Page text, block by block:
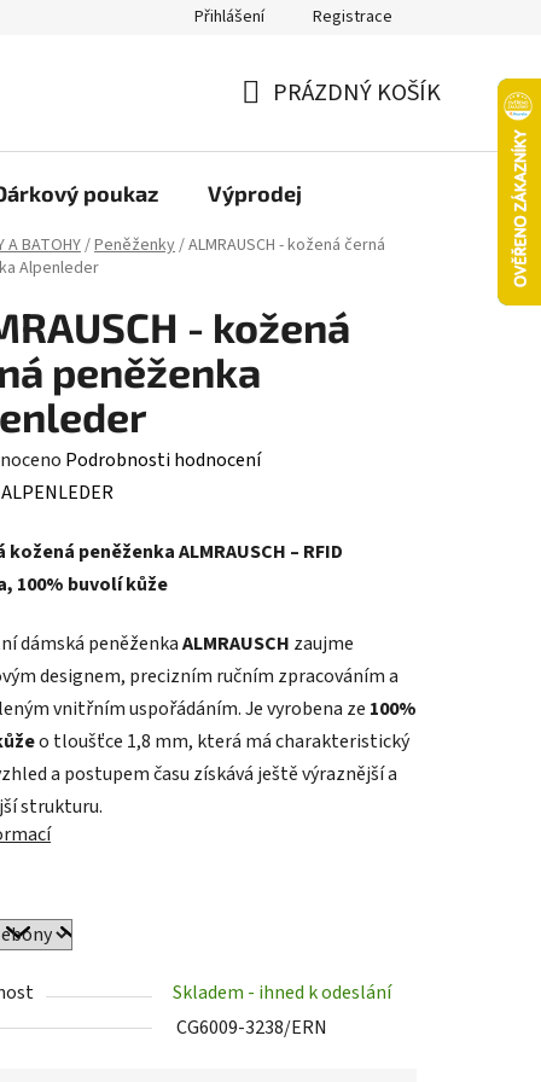
nebo vrácení ve 14denní lhůtě Platba objednávky kartou
Přihlášení Registrace
KOŠÍK
PRÁZDNÝ KOŠÍK
poukaz Výprodej
A BATOHY/Peněženky/ALMRAUSCH - kožená černá
Alpenleder
- kožená
peněženka
Podrobnosti hodnocení
ALPENLEDER
kožená peněženka ALMRAUSCH – RFID
100% buvolí kůže
dámská peněženkaALMRAUSCH zaujme
designem, precizním ručním zpracováním a
vnitřním uspořádáním. Je vyrobena ze 100%
o tloušťce 1,8 mm, která má charakteristický
a postupem času získává ještě výraznější a
strukturu.
Skladem - ihned k odeslání
CG6009-3238/ERN